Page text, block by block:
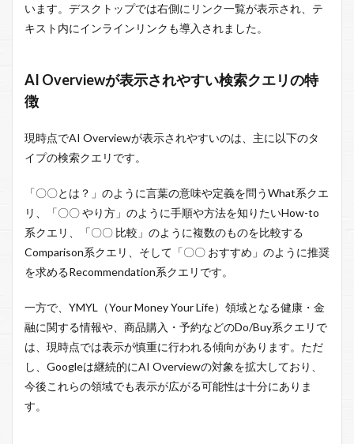
います。デスクトップでは右側にリンク一覧が表示され、テ
キスト内にインラインリンクも導入されました。
AI Overviewが表示されやすい検索クエリの特
徴
現時点でAI Overviewが表示されやすいのは、主に以下のタ
イプの検索クエリです。
「〇〇とは？」のように言葉の意味や定義を問うWhat系クエ
リ、「〇〇 やり方」のように手順や方法を知りたいHow-to
系クエリ、「〇〇 比較」のように複数のものを比較する
Comparison系クエリ、そして「〇〇 おすすめ」のように推奨
を求めるRecommendation系クエリです。
一方で、YMYL（Your Money Your Life）領域となる健康・金
融に関する情報や、商品購入・予約などのDo/Buy系クエリで
は、現時点では表示が慎重に行われる傾向があります。ただ
し、Googleは継続的にAI Overviewの対象を拡大しており、
今後これらの領域でも表示が広がる可能性は十分にありま
す。